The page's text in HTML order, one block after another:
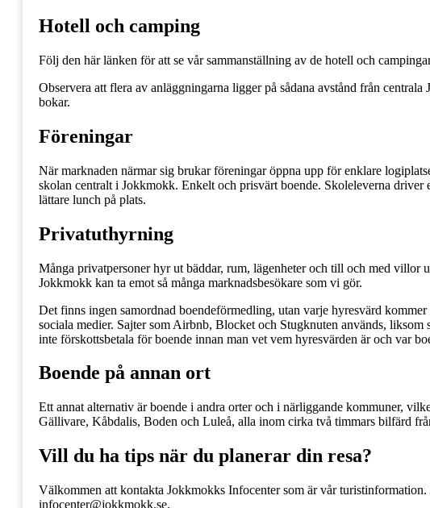
Hotell och camping
Följ den här länken för att se vår sammanställning av de hotell och
Observera att flera av anläggningarna ligger på sådana avstånd från
bokar.
Föreningar
När marknaden närmar sig brukar föreningar öppna upp för enklare
skolan centralt i Jokkmokk. Enkelt och prisvärt boende. Skoleleverna
lättare lunch på plats.
Privatuthyrning
Många privatpersoner hyr ut bäddar, rum, lägenheter och till och med villor
Jokkmokk kan ta emot så många marknadsbesökare som vi gör.
Det finns ingen samordnad boendeförmedling, utan varje hyresvärd
sociala medier. Sajter som Airbnb, Blocket och Stugknuten används,
inte förskottsbetala för boende innan man vet vem hyresvärden är och var
Boende på annan ort
Ett annat alternativ är boende i andra orter och i närliggande kommuner,
Gällivare, Kåbdalis, Boden och Luleå, alla inom cirka två timmars bilfärd
Vill du ha tips när du planerar din resa?
Välkommen att kontakta Jokkmokks Infocenter som är vår
infocenter@jokkmokk.se.